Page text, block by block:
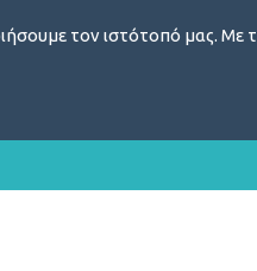
τον ιστότοπό μας.